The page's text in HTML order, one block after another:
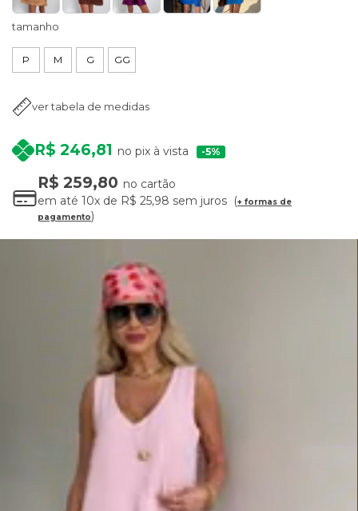
tamanho
P M G GG
ver tabela de medidas
R$ 246,81 no pix à vista 5%
R$ 259,80 no cartão
em até 10x de R$ 25,98 sem juros
+ formas de
pagamento